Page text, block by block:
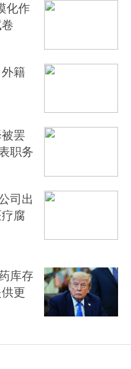
化作
籍
罢
职务
司出
腐
库存
更